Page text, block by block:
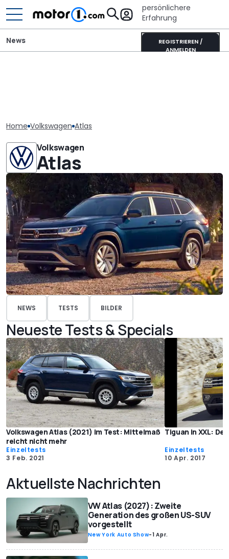
persönlichere
Erfahrung
REGISTRIEREN /
ANMELDEN
News
Home Volkswagen Atlas
Volkswagen
Atlas
NEWS TESTS BILDER
Neueste Tests & Specials
Volkswagen Atlas (2021) im Test: Mittelmaß
reicht nicht mehr
Einzeltests
3 Feb. 2021
Tiguan in XXL:
Einzeltests
10 Apr. 2017
Aktuellste Nachrichten
VW Atlas (2027): Zweite
Generation des großen US-SUV
vorgestellt
New York Auto Show-1 Apr.